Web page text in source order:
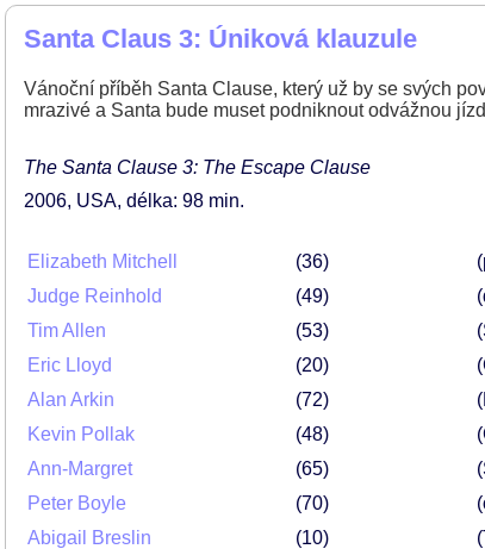
Santa Claus 3: Úniková klauzule
Vánoční příběh Santa Clause, který už by se svých
mrazivé a Santa bude muset podniknout odvážnou
The Santa Clause 3: The Escape Clause
2006 USA délka: 98 min
Elizabeth Mitchell 36
Judge Reinhold
49
Tim Allen
53
Eric Lloyd
20
Alan Arkin
72
Kevin Pollak
48
Ann-Margret
65
Peter Boyle
70
Abigail Breslin
10